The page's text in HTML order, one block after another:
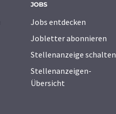
JOBS
Jobs entdecken
Jobletter abonnieren
Stellenanzeige schalten
Stellenanzeigen-
Übersicht